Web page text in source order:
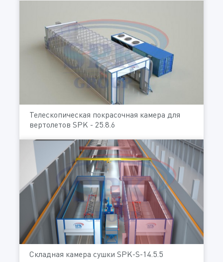
Телескопическая покрасочная камера для
вертолетов SPK - 25.8.6
Складная камера сушки SPK-S-14.5.5